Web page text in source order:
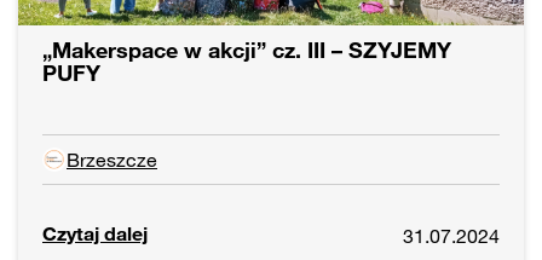
„Makerspace w akcji” cz. III – SZYJEMY
PUFY
Brzeszcze
Czytaj dalej 31.07.2024